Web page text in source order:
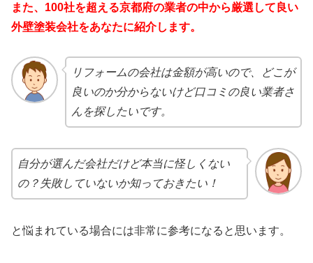
また、100社を超える京都府の業者の中から厳選して良い
外壁塗装会社をあなたに紹介します。
リフォームの会社は金額が高いので、どこが
良いのか分からないけど口コミの良い業者さ
んを探したいです。
自分が選んだ会社だけど本当に怪しくない
の？失敗していないか知っておきたい！
と悩まれている場合には非常に参考になると思います。